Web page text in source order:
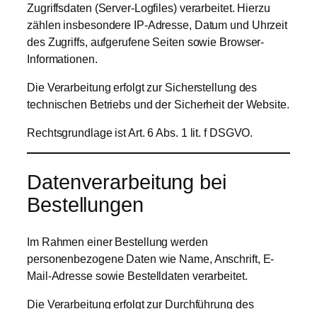
Zugriffsdaten (Server-Logfiles) verarbeitet. Hierzu
zählen insbesondere IP-Adresse, Datum und Uhrzeit
des Zugriffs, aufgerufene Seiten sowie Browser-
Informationen.
Die Verarbeitung erfolgt zur Sicherstellung des
technischen Betriebs und der Sicherheit der Website.
Rechtsgrundlage ist Art. 6 Abs. 1 lit. f DSGVO.
Datenverarbeitung bei
Bestellungen
Im Rahmen einer Bestellung werden
personenbezogene Daten wie Name, Anschrift, E-
Mail-Adresse sowie Bestelldaten verarbeitet.
Die Verarbeitung erfolgt zur Durchführung des